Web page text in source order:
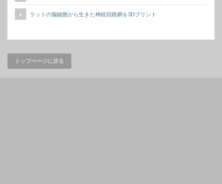
ラットの脳細胞から生きた神経回路網を3Dプリント
トップページに戻る